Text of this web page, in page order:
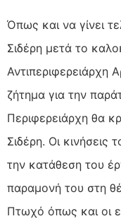
Όπως και να γίνει
Σιδέρη μετά το
Αντιπεριφερειάρχη
ζήτημα για την
Περιφερειάρχη θα
Σιδέρη. Οι κινήσεις
την κατάθεση του
παραμονή του στη
Πτωχό όπως και οι